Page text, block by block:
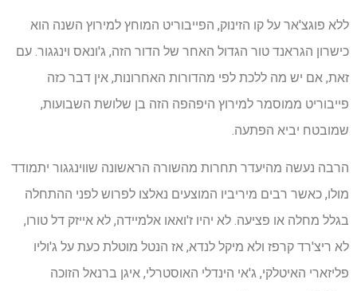
ללא פוגצ'אר על קו הזינוק, הפייבוריט המוחץ למירוץ השנה הוא
כישרון הגראנד טור הגדול האחר של הדור הזה, ג'ונאס וינגגור. עם
זאת, אם יש מה ללכת לפי מהדורות האחרונות, אין דבר כזה
פייבוריט ממוסמר למירוץ היפהפה הזה בן שלושת השבועות,
שמובטח יביא הפתעה.
הרבה נעשה מהיעדר תחרות מהשורה הראשונה שווינגגור יתמודד
מולו, כאשר רבים מיריביו המוצעים נאלצו לפרוש לפני ההתחלה
בגלל מחלה או פציעה. לא יהיו ז'ואאו אלמיידה, לא אייזק דל טורו,
לא ריצ'רד קרפז ולא מיקל לנדא, אז הנטל מוטלת כעת על ג'וליו
פליזארי האיטלקי, ג'אי הינדלי האוסטרלי, איגן ברנאל הזוכה